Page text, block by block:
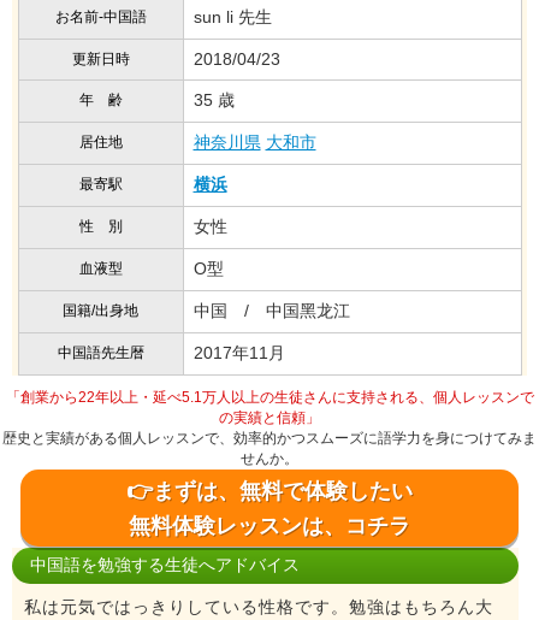
お名前-中国語 sun li 先生
更新日時 2018/04/23
年 齢 35 歳
居住地 神奈川県 大和市
最寄駅 横浜
性 別 女性
血液型 O型
国籍/出身地 中国 / 中国黑龙江
中国語先生暦 2017年11月
「創業から22年以上・延べ5.1万人以上の生徒さんに支持される、個人レッスンで
の実績と信頼」
歴史と実績がある個人レッスンで、効率的かつスムーズに語学力を身につけてみま
せんか。
👉まずは、無料で体験したい
無料体験レッスンは、コチラ
中国語を勉強する生徒へアドバイス
私は元気ではっきりしている性格です。勉強はもちろん大